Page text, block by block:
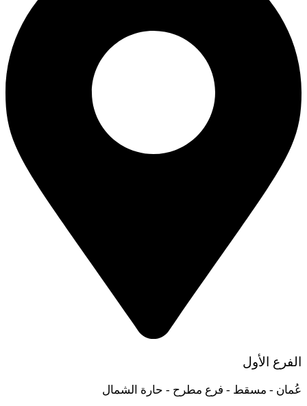
الفرع الأول
عُمان - مسقط - فرع مطرح - حارة الشمال